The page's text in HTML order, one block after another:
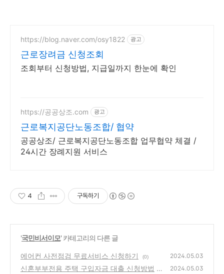
https://blog.naver.com/osy1822 광고
근로장려금 신청조회
조회부터 신청방법, 지급일까지 한눈에 확인
https://공공상조.com 광고
근로복지공단노동조합/ 협약
공공상조/ 근로복지공단노동조합 업무협약 체결 /
24시간 장례지원 서비스
4 구독하기
'국민비서이모' 카테고리의 다른 글
에어컨 사전점검 무료서비스 신청하기 (0) 2024.05.03
신혼부부전용 주택 구입자금 대출 신청방법 2024.05.03